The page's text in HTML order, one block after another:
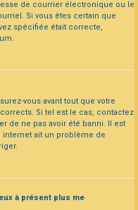
de courrier électronique ou le
Si vous êtes certain que
spécifiée était correcte,
vous avant tout que votre
Si tel est le cas, contactez
de ne pas avoir été banni. Il est
ait un problème de
à présent plus me